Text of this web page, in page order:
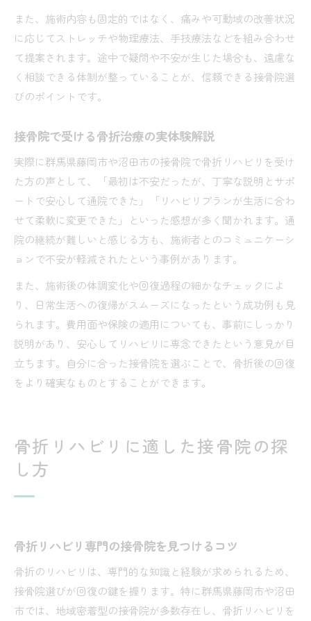
また、施術内容も固定的ではなく、痛みや可動域の改善状況
に応じてストレッチや物理療法、手技療法などを組み合わせ
て提案されます。途中で疑問や不安が生じた場合も、遠慮な
く相談できる体制が整っていることが、信頼できる接骨院選
びのポイントです。
接骨院で受ける骨折治療の実体験解説
実際に群馬県藤岡市や沼田市の接骨院で骨折リハビリを受け
た方の声として、「最初は不安だったが、丁寧な説明とサポ
ートで安心して通院できた」「リハビリプランが生活に合わ
せて柔軟に変更できた」といった感想が多く聞かれます。通
院の継続が難しいと感じる方も、施術者とのコミュニケーシ
ョンで不安が軽減されたという事例があります。
また、施術後の体調変化や回復過程の細かなチェックによ
り、日常生活への復帰がスムーズになったという成功例も見
られます。費用面や保険の適用についても、事前にしっかり
説明があり、安心してリハビリに専念できたという意見が目
立ちます。自分に合った接骨院を選ぶことで、骨折後の回復
をより確実なものとすることができます。
骨折リハビリに適した接骨院の探
し方
骨折リハビリ専門の接骨院を見つけるコツ
骨折のリハビリは、専門的な知識と経験が求められるため、
接骨院選びが回復の鍵を握ります。特に群馬県藤岡市や沼田
市では、地域密着型の接骨院が多数存在し、骨折リハビリを